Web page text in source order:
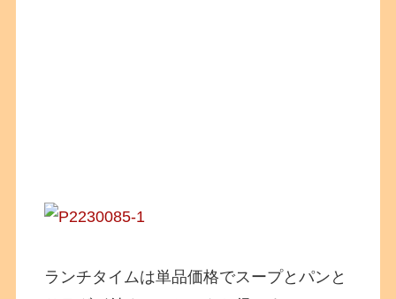
ランチタイムは単品価格でスープとパンと